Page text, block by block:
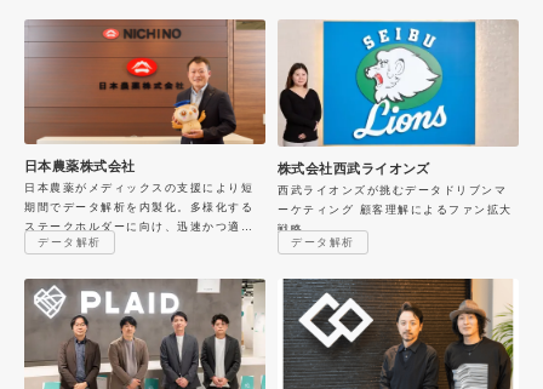
日本農薬株式会社
日本農薬がメディックスの支援により短
期間でデータ解析を内製化。多様化する
ステークホルダーに向け、迅速かつ適切
な情報提供を目指す
データ解析
株式会社西武ライオンズ
西武ライオンズが挑むデータドリブンマ
ーケティング 顧客理解によるファン拡大
戦略
データ解析